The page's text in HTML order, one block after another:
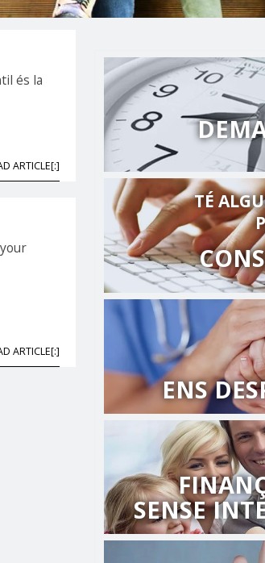
és la
ARTICLE[:]
ARTICLE[:]
TÉ
ENS
SENSE